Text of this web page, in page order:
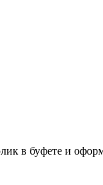
в буфете и